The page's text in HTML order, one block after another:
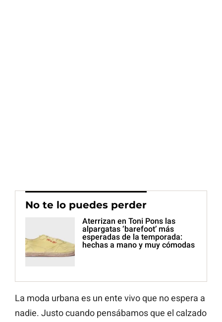
No te lo puedes perder
Aterrizan en Toni Pons las
alpargatas ‘barefoot’ más
esperadas de la temporada:
hechas a mano y muy cómodas
La moda urbana es un ente vivo que no espera a
nadie. Justo cuando pensábamos que el calzado